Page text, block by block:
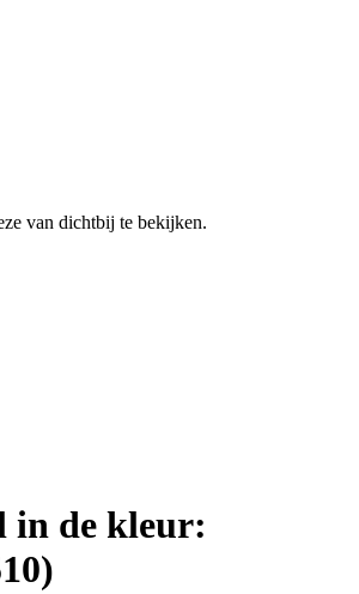
van dichtbij te bekijken.
in de kleur: